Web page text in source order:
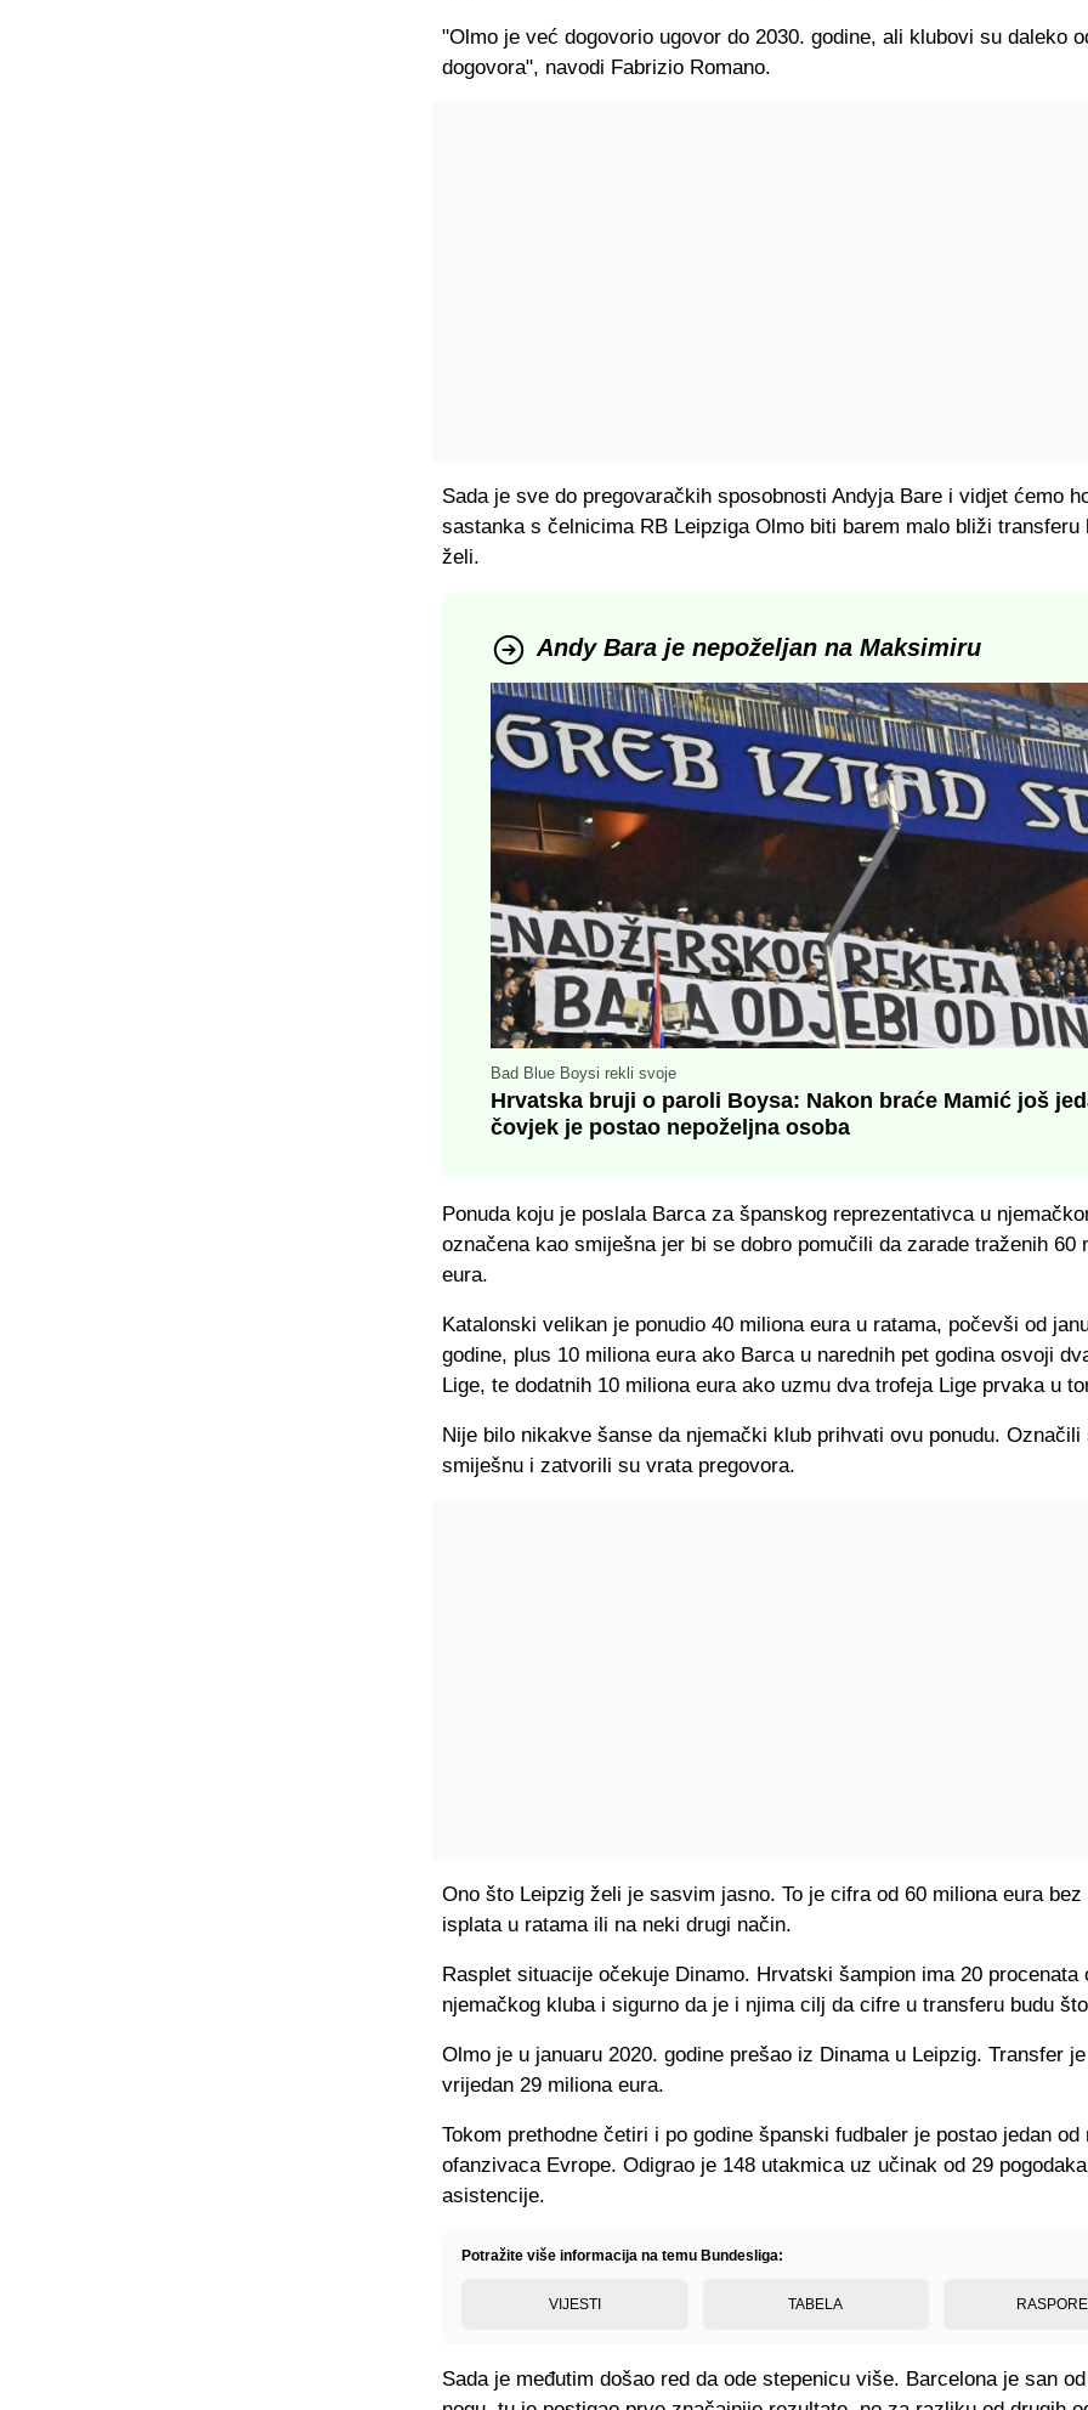
"Olmo je već dogovorio ugovor do 2030. godine, ali klubovi su daleko
dogovora", navodi Fabrizio Romano.
Sada je sve do pregovaračkih sposobnosti Andyja Bare i vidjet ćemo
sastanka s čelnicima RB Leipziga Olmo biti barem malo bliži transferu
želi.
Andy Bara je nepoželjan na Maksimiru
Bad Blue Boysi rekli svoje
Hrvatska bruji o paroli Boysa: Nakon braće Mamić još
čovjek je postao nepoželjna osoba
Ponuda koju je poslala Barca za španskog reprezentativca u
označena kao smiješna jer bi se dobro pomučili da zarade traženih 60
eura.
Katalonski velikan je ponudio 40 miliona eura u ratama, počevši od
godine, plus 10 miliona eura ako Barca u narednih pet godina osvoji
Lige, te dodatnih 10 miliona eura ako uzmu dva trofeja Lige prvaka u
Nije bilo nikakve šanse da njemački klub prihvati ovu ponudu. Označili
smiješnu i zatvorili su vrata pregovora.
Ono što Leipzig želi je sasvim jasno. To je cifra od 60 miliona eura
isplata u ratama ili na neki drugi način.
Rasplet situacije očekuje Dinamo. Hrvatski šampion ima 20 procenata
njemačkog kluba i sigurno da je i njima cilj da cifre u transferu budu
Olmo je u januaru 2020. godine prešao iz Dinama u Leipzig. Transfer
vrijedan 29 miliona eura.
Tokom prethodne četiri i po godine španski fudbaler je postao jedan od
ofanzivaca Evrope. Odigrao je 148 utakmica uz učinak od 29
asistencije.
Potražite više informacija na temu Bundesliga:
VIJESTI TABELA
Sada je međutim došao red da ode stepenicu više. Barcelona je san